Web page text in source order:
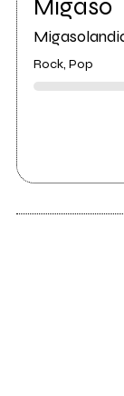
Migaso
Rock, Pop